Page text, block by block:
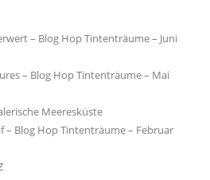
– Blog Hop Tintenträume – Juni
– Blog Hop Tintenträume – Mai
Meeresküste
– Blog Hop Tintenträume – Februar